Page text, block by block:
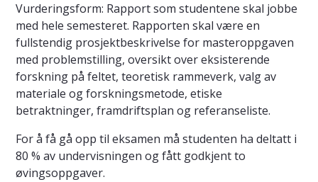
Vurderingsform: Rapport som studentene skal jobbe
med hele semesteret. Rapporten skal være en
fullstendig prosjektbeskrivelse for masteroppgaven
med problemstilling, oversikt over eksisterende
forskning på feltet, teoretisk rammeverk, valg av
materiale og forskningsmetode, etiske
betraktninger, framdriftsplan og referanseliste.
For å få gå opp til eksamen må studenten ha deltatt i
80 % av undervisningen og fått godkjent to
øvingsoppgaver.